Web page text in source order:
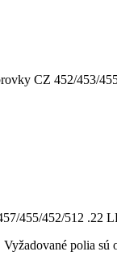
CZ 452/453/
455/452/512 .22
Vyžadované polia sú